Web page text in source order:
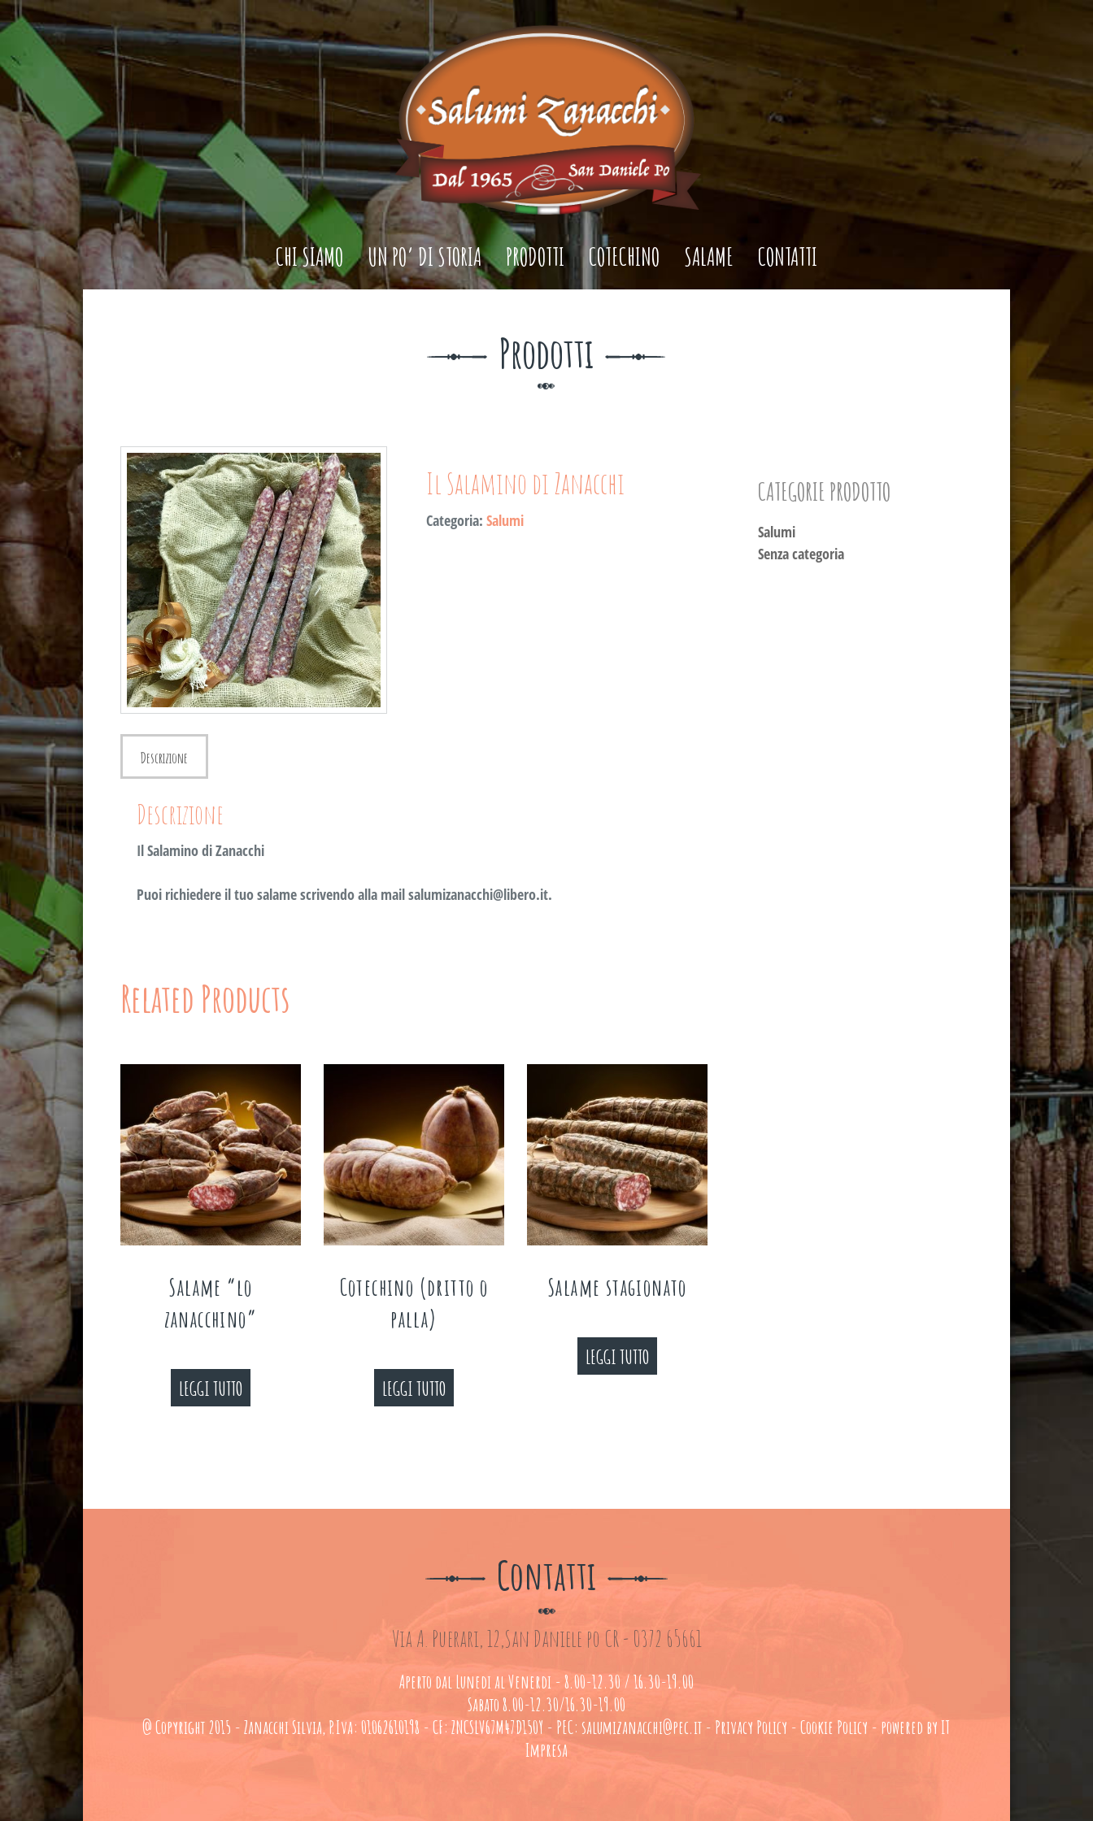
CHI SIAMO UN PO’ DI STORIA PRODOTTI COTECHINO SALAME CONTATTI
Prodotti
Il Salamino di Zanacchi
Categoria: Salumi
Descrizione
Descrizione
Il Salamino di Zanacchi
Puoi richiedere il tuo salame scrivendo alla mail salumizanacchi@libero.it.
Related Products
Salame “lo
zanacchino”
LEGGI TUTTO
Cotechino (dritto o
palla)
LEGGI TUTTO
Salame stagionato
LEGGI TUTTO
CATEGORIE PRODOTTO
Salumi
Senza categoria
Contatti
Via A. Puerari, 12,San Daniele po CR - 0372 65661
Aperto dal Lunedi al Venerdi - 8.00-12.30 / 16.30-19.00
Sabato 8.00-12.30/16.30-19.00
@ Copyright 2015 - Zanacchi Silvia, P.Iva: 01062610198 - CF: ZNCSLV67M47D150Y - PEC: salumizanacchi@pec.it - Privacy Policy -Cookie Policy - powered byIT
Impresa